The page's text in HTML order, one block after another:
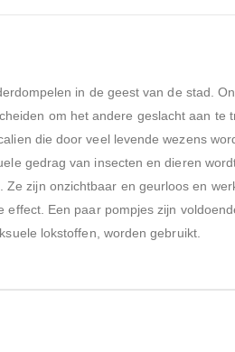
in de geest van de stad.
om het andere geslacht aan te
die door veel levende wezens
gedrag van insecten en dieren
zijn onzichtbaar en geurloos en
Een paar pompjes zijn
lokstoffen, worden gebruikt.